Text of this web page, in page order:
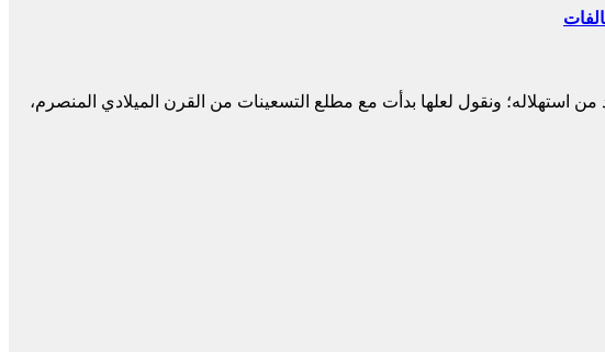
استهلاله؛ ونقول لعلها بدأت مع مطلع التسعينات من القرن الميلادي المنصرم،